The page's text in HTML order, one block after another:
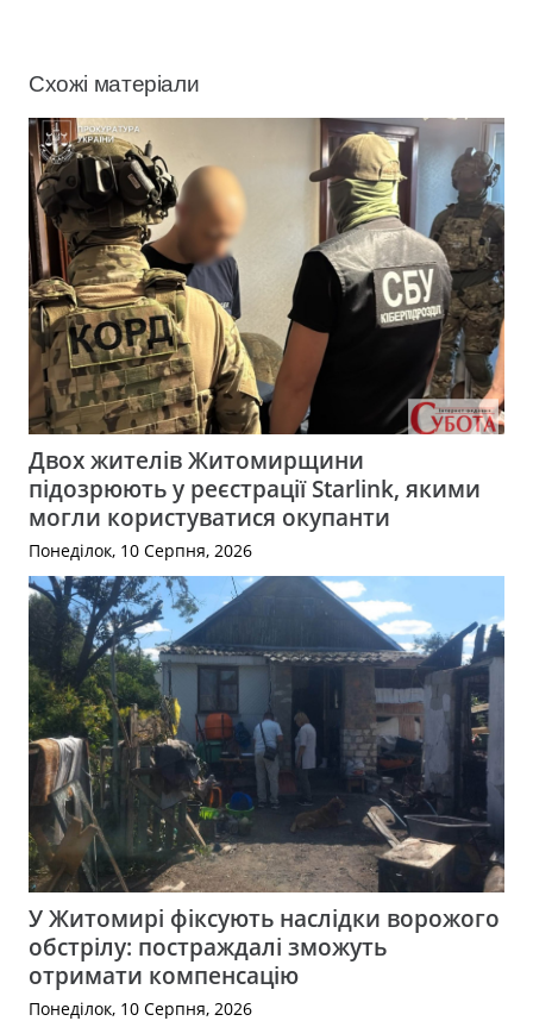
Схожі матеріали
Двох жителів Житомирщини
підозрюють у реєстрації Starlink, якими
могли користуватися окупанти
Понеділок, 10 Серпня, 2026
У Житомирі фіксують наслідки ворожого
обстрілу: постраждалі зможуть
отримати компенсацію
Понеділок, 10 Серпня, 2026